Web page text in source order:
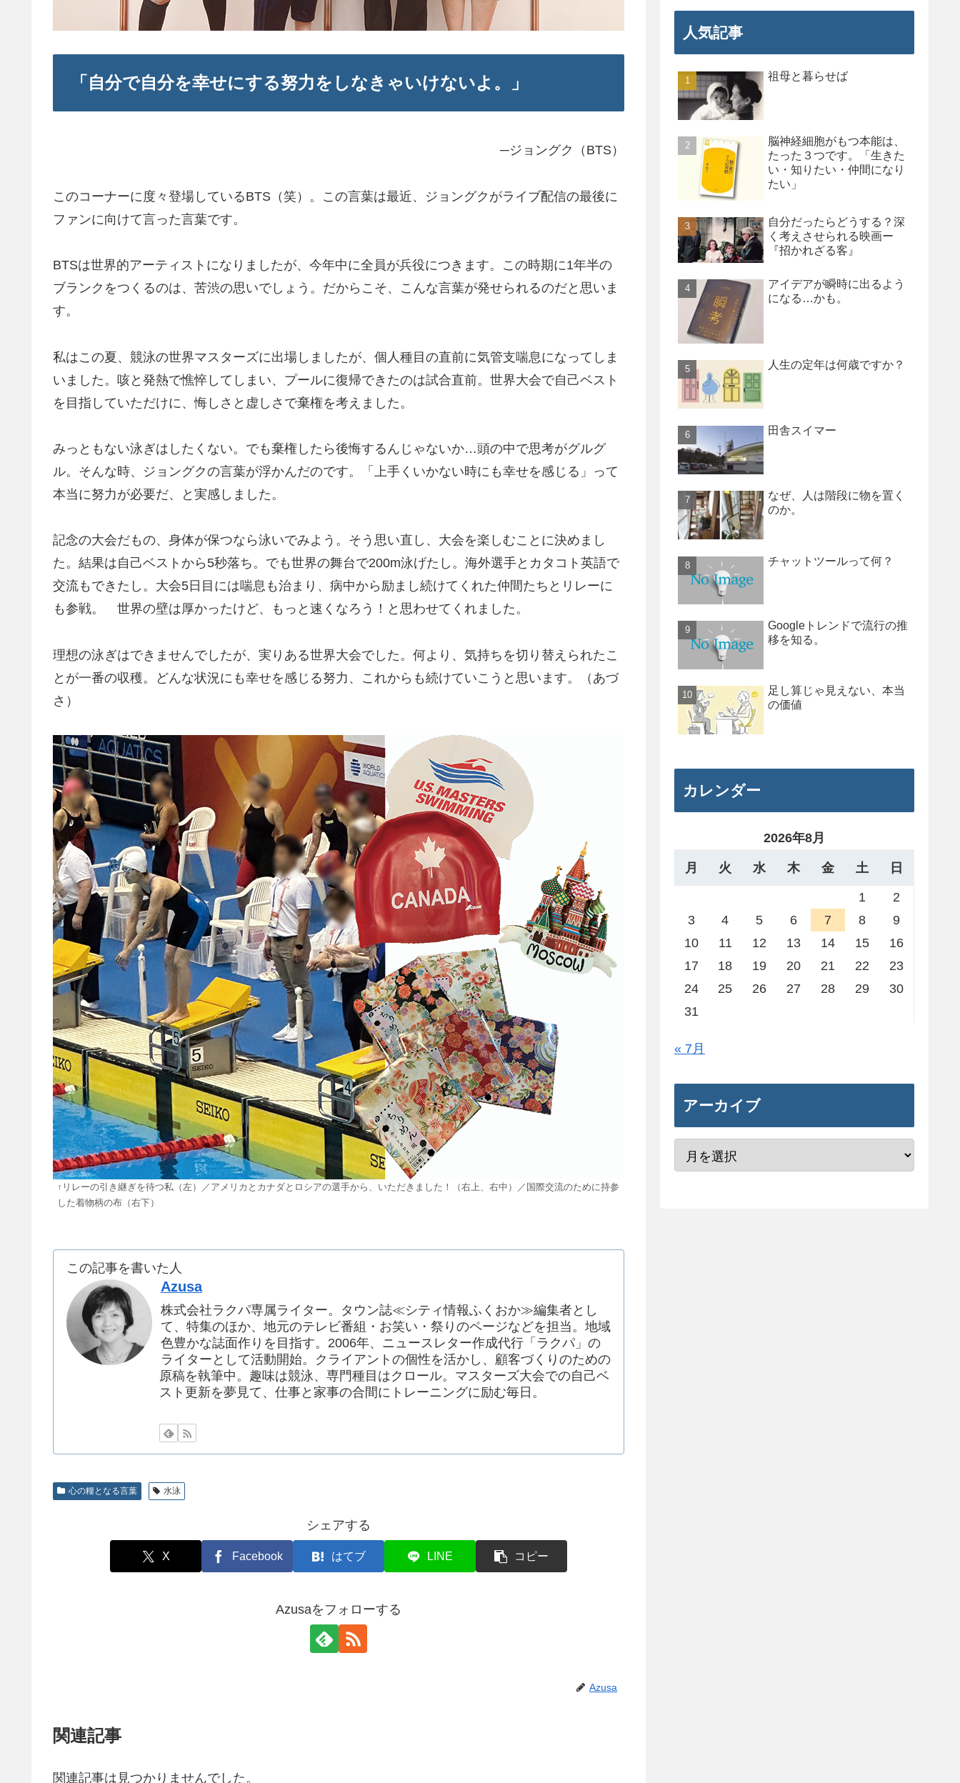
「自分で自分を幸せにする努力をしなきゃいけないよ。」
─ジョングク（BTS）
このコーナーに度々登場しているBTS（笑）。この言葉は最近、ジョングクがライブ配信の最後に
ファンに向けて言った言葉です。
BTSは世界的アーティストになりましたが、今年中に全員が兵役につきます。この時期に1年半の
ブランクをつくるのは、苦渋の思いでしょう。だからこそ、こんな言葉が発せられるのだと思いま
す。
私はこの夏、競泳の世界マスターズに出場しましたが、個人種目の直前に気管支喘息になってしま
いました。咳と発熱で憔悴してしまい、プールに復帰できたのは試合直前。世界大会で自己ベスト
を目指していただけに、悔しさと虚しさで棄権を考えました。
みっともない泳ぎはしたくない。でも棄権したら後悔するんじゃないか…頭の中で思考がグルグ
ル。そんな時、ジョングクの言葉が浮かんだのです。「上手くいかない時にも幸せを感じる」って
本当に努力が必要だ、と実感しました。
記念の大会だもの、身体が保つなら泳いでみよう。そう思い直し、大会を楽しむことに決めまし
た。結果は自己ベストから5秒落ち。でも世界の舞台で200m泳げたし。海外選手とカタコト英語で
交流もできたし。大会5日目には喘息も治まり、病中から励まし続けてくれた仲間たちとリレーに
も参戦。 世界の壁は厚かったけど、もっと速くなろう！と思わせてくれました。
理想の泳ぎはできませんでしたが、実りある世界大会でした。何より、気持ちを切り替えられたこ
とが一番の収穫。どんな状況にも幸せを感じる努力、これからも続けていこうと思います。（あづ
さ）
↑リレーの引き継ぎを待つ私（左）／アメリカとカナダとロシアの選手から、いただきました！（右上、右中）／国際交流のために持参
した着物柄の布（右下）
この記事を書いた人
Azusa
株式会社ラクパ専属ライター。タウン誌≪シティ情報ふくおか≫編集者とし
て、特集のほか、地元のテレビ番組・お笑い・祭りのページなどを担当。地域
色豊かな誌面作りを目指す。2006年、ニュースレター作成代行「ラクパ」の
ライターとして活動開始。クライアントの個性を活かし、顧客づくりのための
原稿を執筆中。趣味は競泳、専門種目はクロール。マスターズ大会での自己ベ
スト更新を夢見て、仕事と家事の合間にトレーニングに励む毎日。
心の糧となる言葉 水泳
シェアする
X Facebook はてブ LINE コピー
Azusaをフォローする
Azusa
関連記事
関連記事は見つかりませんでした。
人気記事
祖母と暮らせば
脳神経細胞がもつ本能は、
たった３つです。「生きた
い・知りたい・仲間になり
たい」
自分だったらどうする？深
く考えさせられる映画ー
『招かれざる客』
アイデアが瞬時に出るよう
になる…かも。
人生の定年は何歳ですか？
田舎スイマー
なぜ、人は階段に物を置く
のか。
チャットツールって何？
Googleトレンドで流行の推
移を知る。
足し算じゃ見えない、本当
の価値
カレンダー
2026年8月
月 火 水 木 金 土 日
1
2
3
4 5 6 7 8
9
10
11 12 13 14 15
16
17
18 19 20 21 22
23
24
25 26 27 28 29
30
31
« 7月
アーカイブ